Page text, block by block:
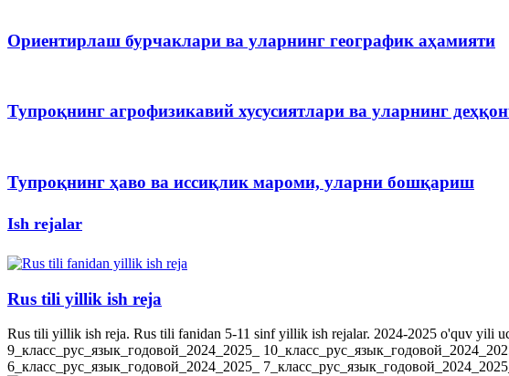
Ориентирлаш бурчаклари ва уларнинг географик аҳамияти
Тупроқнинг агрофизикавий хусусиятлари ва уларнинг
Тупроқнинг ҳаво ва иссиқлик мароми, уларни бошқариш
Ish rejalar
Rus tili yillik ish reja
Rus tili yillik ish reja. Rus tili fanidan 5-11 sinf yillik ish rejalar. 2024-2025 o'quv yili
9_класс_рус_язык_годовой_2024_2025_
6_класс_рус_язык_годовой_2024_2025_